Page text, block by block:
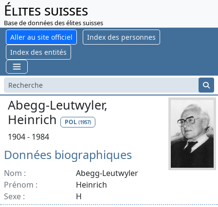
Élites suisses
Base de données des élites suisses
Aller au site officiel
Index des personnes
Index des entités
Abegg-Leutwyler,
Heinrich
POL (1957)
1904 - 1984
Données biographiques
Nom :
Abegg-Leutwyler
Prénom :
Heinrich
Sexe :
H